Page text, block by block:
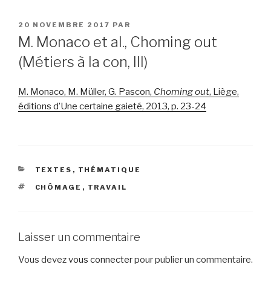
PUBLIÉ
LE
20 NOVEMBRE 2017 PAR
M. Monaco et al., Choming out
(Métiers à la con, III)
M. Monaco, M. Müller, G. Pascon, Choming out, Liège,
éditions d’Une certaine gaieté, 2013, p. 23-24
CATÉGORIES
TEXTES , THÉMATIQUE
ÉTIQUETTES
CHÔMAGE , TRAVAIL
Laisser un commentaire
Vous devezvous connecterpour publier un commentaire.